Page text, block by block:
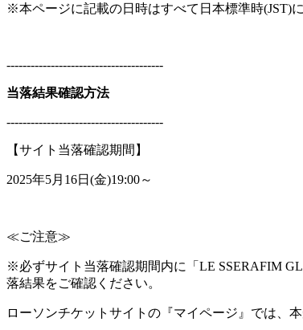
※本ページに記載の日時はすべて日本標準時(JST)に
---------------------------------------
当落結果確認方法
---------------------------------------
【サイト当落確認期間】
2025年5月16日(金)19:00～
≪ご注意≫
※必ずサイト当落確認期間内に「LE SSERAFIM
落結果をご確認ください。
ローソンチケットサイトの『マイページ』では、